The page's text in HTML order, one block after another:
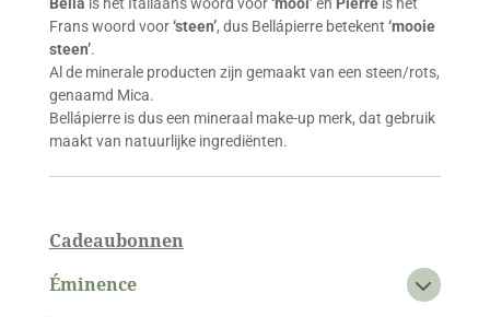
Frans woord voor‘steen’, dus Bellápierre betekent ‘mooie
steen’.
Al de minerale producten zijn gemaakt van een steen/rots,
genaamd Mica.
Bellápierre is dus een mineraal make-up merk, dat gebruik
maakt van natuurlijke ingrediënten.
Cadeaubonnen
Éminence